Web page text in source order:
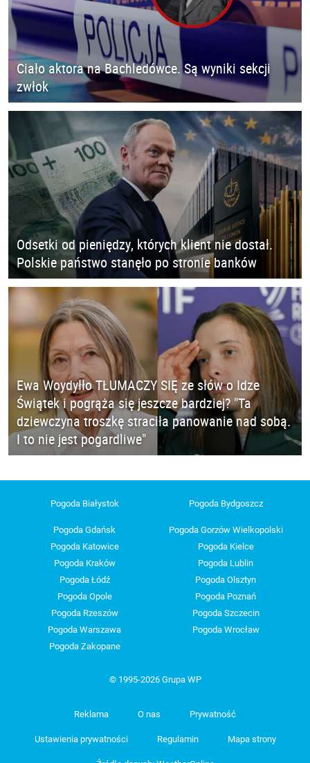
Ciało aktora na Bachledówce. Są wyniki sekcji
zwłok
Odsetki od pieniędzy, których klient nie dostał.
Polskie państwo stanęło po stronie banków
Ewa Woydyłło TŁUMACZY SIĘ ze słów o Idze
Świątek i pogrąża się jeszcze bardziej? "Ta
dziewczyna troszkę straciła panowanie nad sobą.
I to nie jest pogardliwe"
Pogoda Białystok Pogoda Bydgoszcz
Pogoda Gdańsk
Pogoda Gorzów Wielkopolski
Pogoda Katowice
Pogoda Kielce
Pogoda Kraków
Pogoda Lublin
Pogoda Łódź
Pogoda Olsztyn
Pogoda Opole
Pogoda Poznań
Pogoda Rzeszów
Pogoda Szczecin
Pogoda Warszawa
Pogoda Wrocław
Pogoda Zakopane
© 1995-2026 Grupa WP
Reklama O nas Prywatność
Ustawienia prywatności Regulamin Mapa strony